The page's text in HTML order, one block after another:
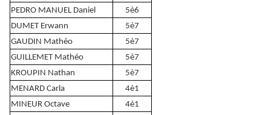
PEDRO MANUEL Daniel
5è6
DUMET Erwann
5è7
GAUDIN Mathéo
5è7
GUILLEMET Mathéo
5è7
KROUPIN Nathan
5è7
MENARD Carla
4è1
MINEUR Octave
4è1